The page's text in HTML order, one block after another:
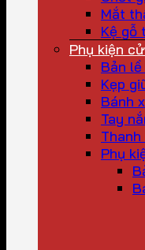
Mắt
Kệ gỗ
Phụ kiện
Bản
Kẹp
Bánh
Tay
Thanh
Phụ